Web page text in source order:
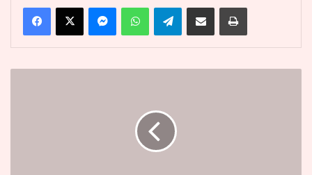
FacebookX MessengerWhatsAppTelegramPartager par email Imprimer